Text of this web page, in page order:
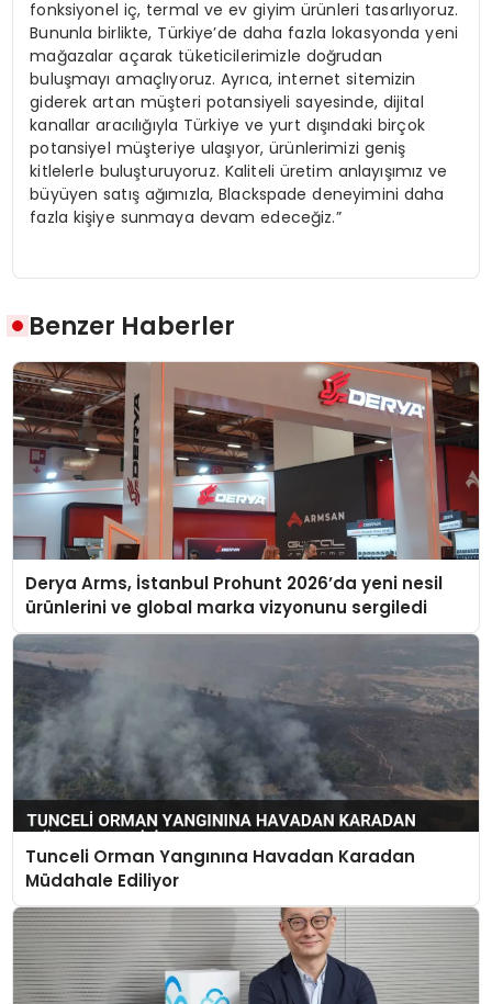
fonksiyonel iç, termal ve ev giyim ürünleri tasarlıyoruz.
Bununla birlikte, Türkiye’de daha fazla lokasyonda yeni
mağazalar açarak tüketicilerimizle doğrudan
buluşmayı amaçlıyoruz. Ayrıca, internet sitemizin
giderek artan müşteri potansiyeli sayesinde, dijital
kanallar aracılığıyla Türkiye ve yurt dışındaki birçok
potansiyel müşteriye ulaşıyor, ürünlerimizi geniş
kitlelerle buluşturuyoruz. Kaliteli üretim anlayışımız ve
büyüyen satış ağımızla, Blackspade deneyimini daha
fazla kişiye sunmaya devam edeceğiz.”
Benzer Haberler
Derya Arms, İstanbul Prohunt 2026’da yeni nesil
ürünlerini ve global marka vizyonunu sergiledi
Tunceli Orman Yangınına Havadan Karadan
Müdahale Ediliyor